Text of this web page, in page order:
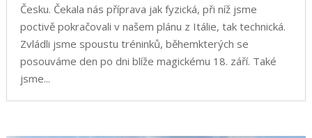
Česku. Čekala nás příprava jak fyzická, při níž jsme
poctivě pokračovali v našem plánu z Itálie, tak technická.
Zvládli jsme spoustu tréninků, běhemkterých se
posouváme den po dni blíže magickému 18. září. Také
jsme...